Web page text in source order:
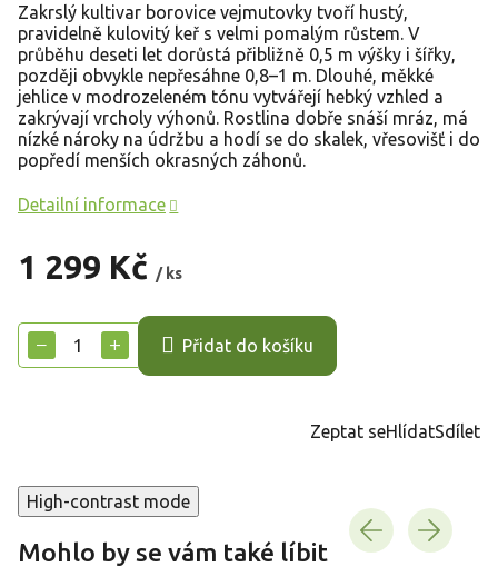
1 299 Kč / ks
cena:
+
− Přidat do košíku
Zakrslý kultivar borovice vejmutovky tvoří hustý,
pravidelně kulovitý keř s velmi pomalým růstem. V
průběhu deseti let dorůstá přibližně 0,5 m výšky i šířky,
později obvykle nepřesáhne 0,8–1 m. Dlouhé, měkké
jehlice v modrozeleném tónu vytvářejí hebký vzhled a
zakrývají vrcholy výhonů. Rostlina dobře snáší mráz, má
nízké nároky na údržbu a hodí se do skalek, vřesovišť i do
popředí menších okrasných záhonů.
Detailní informace
Zeptat seHlídatSdílet
High-contrast mode
Mohlo by se vám také líbit